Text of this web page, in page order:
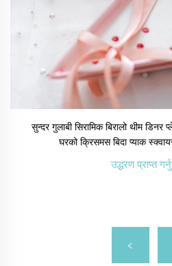
सुन्दर गुलाबी सिरामिक बिरालो थीम डिनर
घरको क्रिसमस बिदा प्याक
उद्धरण प्राप्त